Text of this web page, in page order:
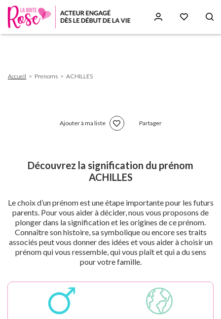
d'Ariane
Accueil Prenoms ACHILLES
Ajouter à ma liste Partager
Découvrez la signification du prénom
ACHILLES
Le choix d’un prénom est une étape importante pour les futurs
parents. Pour vous aider à décider, nous vous proposons de
plonger dans la signification et les origines de ce prénom.
Connaître son histoire, sa symbolique ou encore ses traits
associés peut vous donner des idées et vous aider à choisir un
prénom qui vous ressemble, qui vous plaît et qui a du sens
pour votre famille.